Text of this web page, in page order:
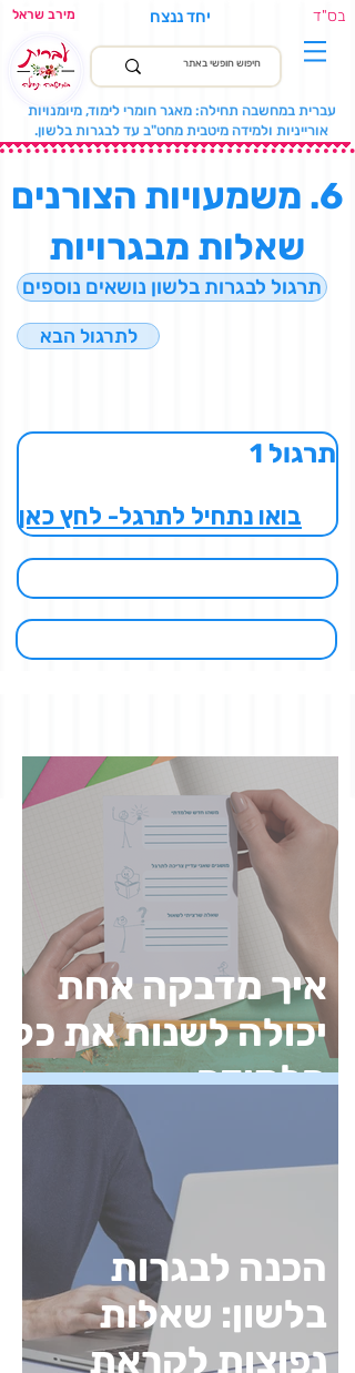
מירב שראל יחד ננצח בס"ד
עברית במחשבה תחילה: מאגר חומרי לימוד, מיומנויות
אורייניות ולמידה מיטבית מחט"ב עד לבגרות בלשון.
6. משמעויות הצורנים
שאלות מבגרויות
תרגול לבגרות בלשון נושאים נוספים
לתרגול הבא
תרגול 1
בואו נתחיל לתרגל- לחץ כאן
איך מדבקה אחת
יכולה לשנות את כל
הלמידה
הכנה לבגרות
בלשון: שאלות
נפוצות לקראת